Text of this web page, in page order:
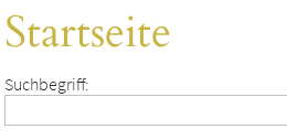
Startseite
Suchbegriff: